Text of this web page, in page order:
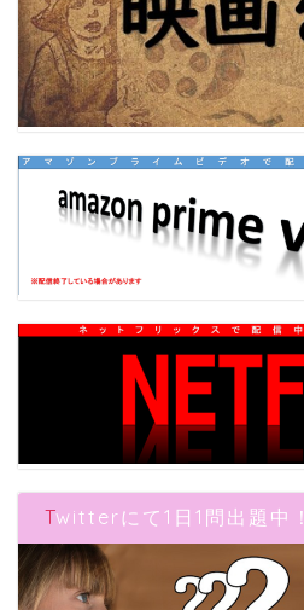
Twitterにて1日1問出題中！